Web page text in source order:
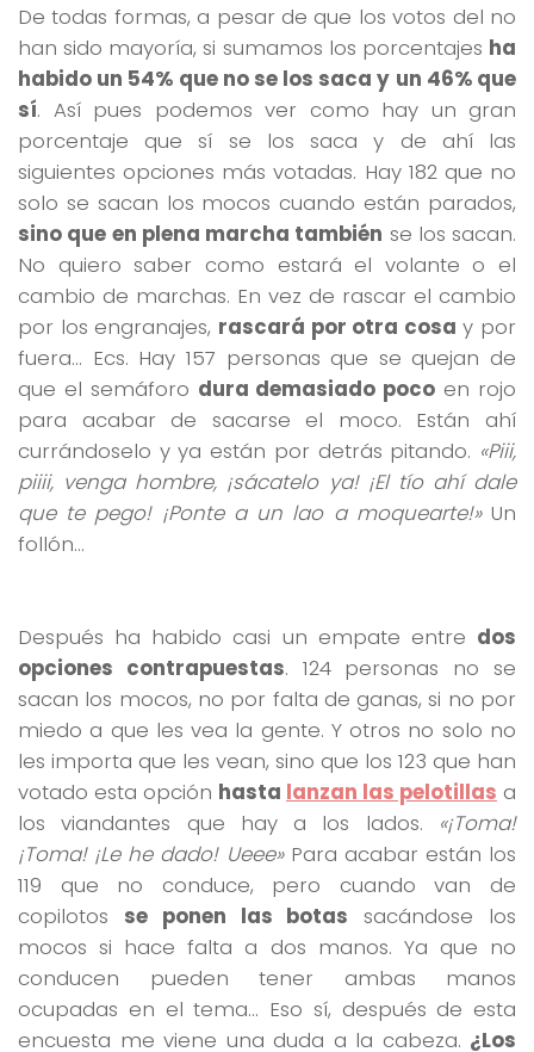
De todas formas, a pesar de que los votos del no
han sido mayoría, si sumamos los porcentajes ha
habido un 54% que no se los saca y un 46% que
sí. Así pues podemos ver como hay un gran
porcentaje que sí se los saca y de ahí las
siguientes opciones más votadas. Hay 182 que no
solo se sacan los mocos cuando están parados,
sino que en plena marcha también se los sacan.
No quiero saber como estará el volante o el
cambio de marchas. En vez de rascar el cambio
por los engranajes, rascará por otra cosa y por
fuera… Ecs. Hay 157 personas que se quejan de
que el semáforo dura demasiado poco en rojo
para acabar de sacarse el moco. Están ahí
currándoselo y ya están por detrás pitando. «Piii,
piiii, venga hombre, ¡sácatelo ya! ¡El tío ahí dale
que te pego! ¡Ponte a un lao a moquearte!»Un
follón…
Después ha habido casi un empate entre dos
opciones contrapuestas. 124 personas no se
sacan los mocos, no por falta de ganas, si no por
miedo a que les vea la gente. Y otros no solo no
les importa que les vean, sino que los 123 que han
votado esta opción hasta lanzan las pelotillas a
los viandantes que hay a los lados. «¡Toma!
¡Toma! ¡Le he dado! Ueee»Para acabar están los
119 que no conduce, pero cuando van de
copilotos se ponen las botas sacándose los
mocos si hace falta a dos manos. Ya que no
conducen pueden tener ambas manos
ocupadas en el tema… Eso sí, después de esta
encuesta me viene una duda a la cabeza. ¿Los